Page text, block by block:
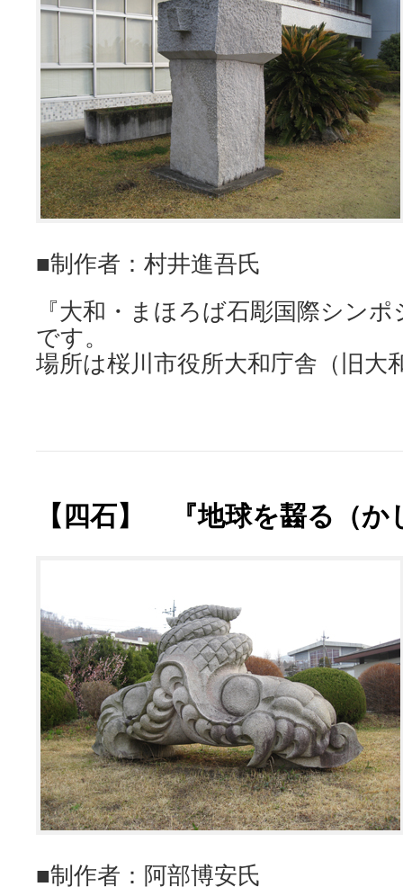
■制作者：村井進吾氏
『大和・まほろば石彫国際シン
です。
場所は桜川市役所大和庁舎（旧大
【四石】 『地球を齧る（か
■制作者：阿部博安氏